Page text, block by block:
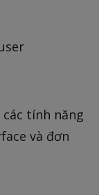
tính năng
và đơn